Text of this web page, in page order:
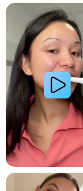
Lire la vidéo : Une jeune
Lire la vidéo : La routine du